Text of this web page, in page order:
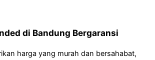
di Bandung Bergaransi
harga yang murah dan bersahabat,